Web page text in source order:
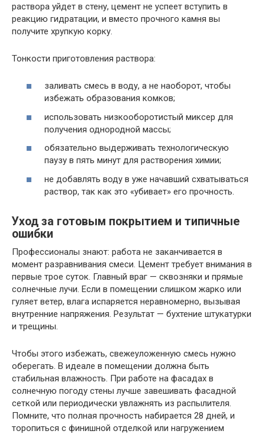
раствора уйдет в стену, цемент не успеет вступить в
реакцию гидратации, и вместо прочного камня вы
получите хрупкую корку.
Тонкости приготовления раствора:
заливать смесь в воду, а не наоборот, чтобы
избежать образования комков;
использовать низкооборотистый миксер для
получения однородной массы;
обязательно выдерживать технологическую
паузу в пять минут для растворения химии;
не добавлять воду в уже начавший схватываться
раствор, так как это «убивает» его прочность.
Уход за готовым покрытием и типичные
ошибки
Профессионалы знают: работа не заканчивается в
момент разравнивания смеси. Цемент требует внимания в
первые трое суток. Главный враг — сквозняки и прямые
солнечные лучи. Если в помещении слишком жарко или
гуляет ветер, влага испаряется неравномерно, вызывая
внутренние напряжения. Результат — бухтение штукатурки
и трещины.
Чтобы этого избежать, свежеуложенную смесь нужно
оберегать. В идеале в помещении должна быть
стабильная влажность. При работе на фасадах в
солнечную погоду стены лучше завешивать фасадной
сеткой или периодически увлажнять из распылителя.
Помните, что полная прочность набирается 28 дней, и
торопиться с финишной отделкой или нагружением